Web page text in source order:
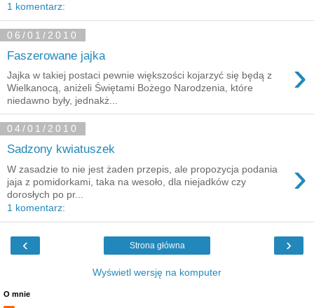
1 komentarz:
06/01/2010
Faszerowane jajka ›
Jajka w takiej postaci pewnie większości kojarzyć się będą z
Wielkanocą, aniżeli Świętami Bożego Narodzenia, które
niedawno były, jednakż...
04/01/2010
Sadzony kwiatuszek
›
W zasadzie to nie jest żaden przepis, ale propozycja podania
jaja z pomidorkami, taka na wesoło, dla niejadków czy
dorosłych po pr...
1 komentarz:
‹ ›
Strona główna
Wyświetl wersję na komputer
O mnie